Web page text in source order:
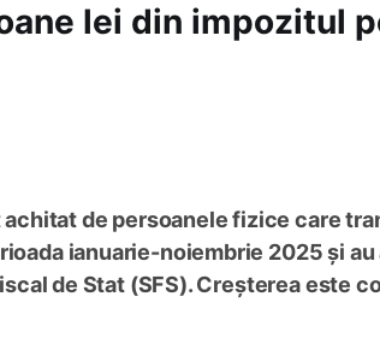
lei din impozitul
de persoanele fizice care
ianuarie-noiembrie 2025 și
de Stat (SFS). Creșterea este